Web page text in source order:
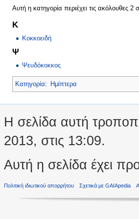
Αυτή η κατηγορία περιέχει τις ακόλουθες
Κ
Κοκκοειδή
Ψ
Ψευδόκοκκος
Κατηγορία: Ημίπτερα
Η σελίδα αυτή
2013, στις 13:09.
Αυτή η σελίδα έχει
Πολιτική ιδιωτικού απορρήτου Σχετικά με GAIApedia